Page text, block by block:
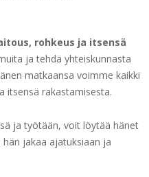
rohkeus ja itsensä
ja tehdä yhteiskunnasta
matkaansa voimme kaikki
itsensä rakastamisesta.
ja työtään, voit löytää hänet
jakaa ajatuksiaan ja